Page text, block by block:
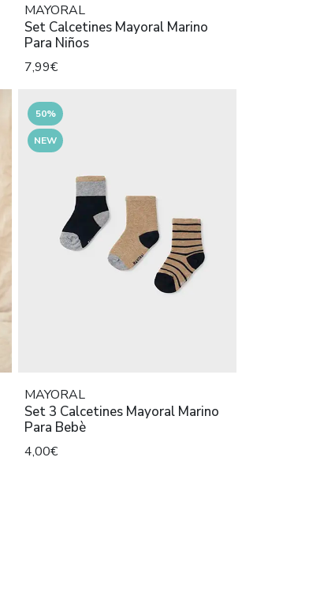
MAYORAL
Set Calcetines Mayoral Marino
Para Niños
7,99€
50%
NEW
MAYORAL
Set 3 Calcetines Mayoral Marino
Para Bebè
4,00€